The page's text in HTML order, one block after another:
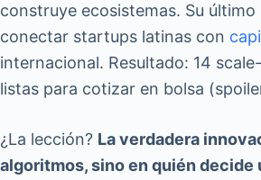
construye ecosistemas. Su
conectar startups latinas con
internacional. Resultado: 14
listas para cotizar en bolsa
¿La lección? La verdadera
algoritmos, sino en quién decide